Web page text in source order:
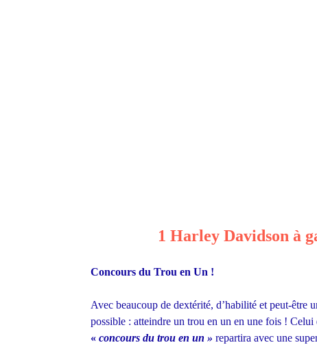
1 Harley Davidson à
Concours du Trou en Un !
Avec beaucoup de dextérité, d’habilité et peut-être
possible : atteindre un trou en un en une fois !
« concours du trou en un » repartira avec une